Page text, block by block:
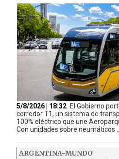
5/8/2026 | 18:32 El Gobierno
corredor T1, un sistema de
100% eléctrico que une
Con unidades sobre neumáticos
ARGENTINA-MUNDO